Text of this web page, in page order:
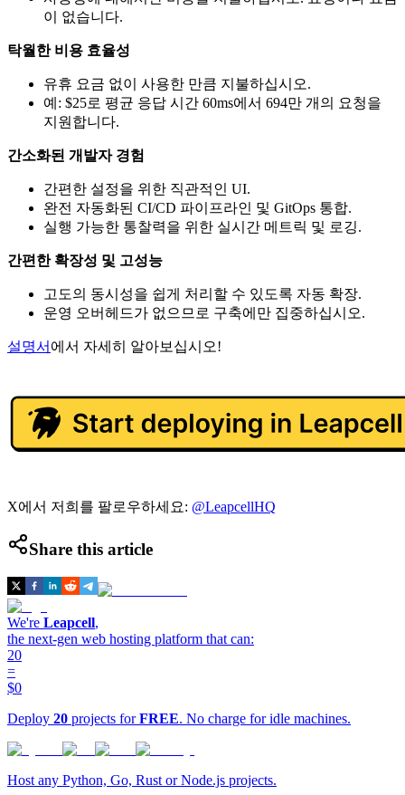
이 없습니다.
탁월한 비용 효율성
유휴 요금 없이 사용한 만큼 지불하십시오.
예: $25로 평균 응답 시간 60ms에서 694만 개의 요청을
지원합니다.
간소화된 개발자 경험
간편한 설정을 위한 직관적인 UI.
완전 자동화된 CI/CD 파이프라인 및 GitOps 통합.
실행 가능한 통찰력을 위한 실시간 메트릭 및 로깅.
간편한 확장성 및 고성능
고도의 동시성을 쉽게 처리할 수 있도록 자동 확장.
운영 오버헤드가 없으므로 구축에만 집중하십시오.
설명서 에서 자세히 알아보십시오!
X에서 저희를 팔로우하세요: @LeapcellHQ
Share this article
We're Leapcell,
the next-gen web hosting platform that can:
20
=
$0
Deploy 20 projects forFREE. No charge for idle machines.
Host any Python, Go, Rust or Node.js projects.